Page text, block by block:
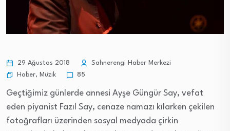
29 Ağustos 2018
Sahnerengi Haber Merkezi
Haber, Müzik 85
Geçtiğimiz günlerde annesi Ayşe Güngür Say, vefat
eden piyanist Fazıl Say, cenaze namazı kılarken çekilen
fotoğrafları üzerinden sosyal medyada çirkin